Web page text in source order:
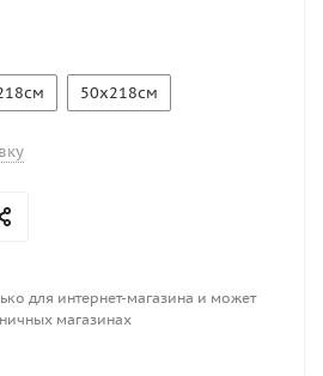
50х218см
для интернет-магазина и может
магазинах